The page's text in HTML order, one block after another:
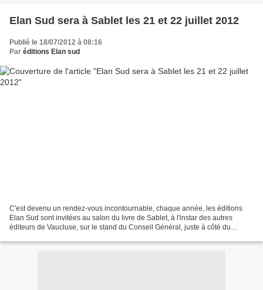
Elan Sud sera à Sablet les 21 et 22 juillet 2012
Publié le 18/07/2012 à 08:16
Par éditions Elan sud
C'est devenu un rendez-vous incontournable, chaque année, les éditions
Elan Sud sont invitées au salon du livre de Sablet, à l'instar des autres
éditeurs de Vaucluse, sur le stand du Conseil Général, juste à côté du